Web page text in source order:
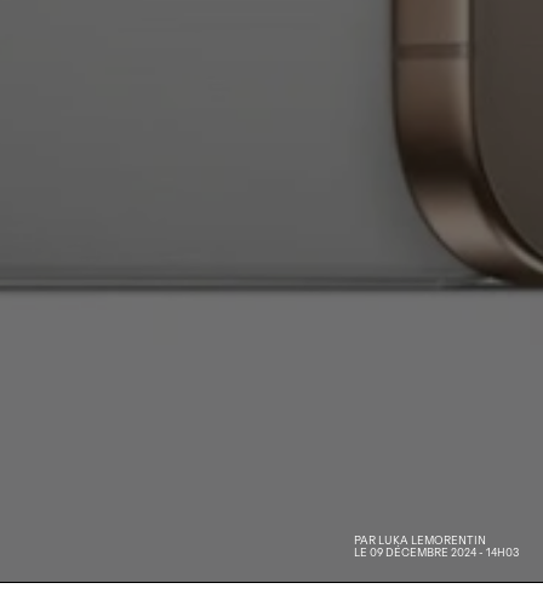
PAR LUKA LEMORENTIN
LE 09 DÉCEMBRE 2024 - 14H03